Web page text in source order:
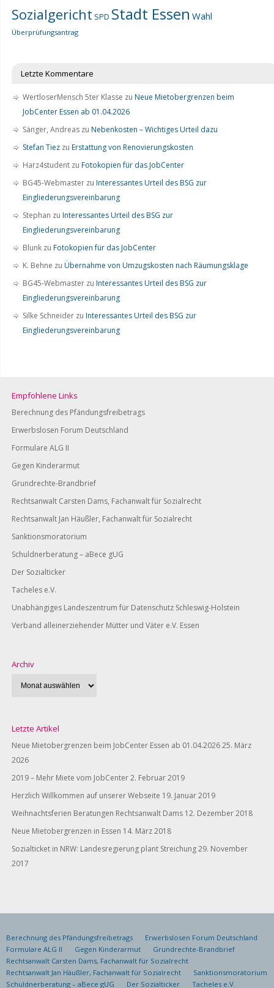
Sozialgericht SPD Stadt Essen Wahl
Überprüfungsantrag
Letzte Kommentare
WertloserMensch 5ter Klasse zu Neue Mietobergrenzen beim
JobCenter Essen ab 01.04.2026
Sänger, Andreas zu Nebenkosten – Wichtiges Urteil dazu
Stefan Tiez zu Erstattung von Renovierungskosten
Harz4student zu Fotokopien für das JobCenter
BG45-Webmaster zu Interessantes Urteil des BSG zur
Eingliederungsvereinbarung
Stephan zu Interessantes Urteil des BSG zur
Eingliederungsvereinbarung
Blunk zu Fotokopien für das JobCenter
K. Behne zu Übernahme von Umzugskosten nach Räumungsklage
BG45-Webmaster zu Interessantes Urteil des BSG zur
Eingliederungsvereinbarung
Silke Schneider zu Interessantes Urteil des BSG zur
Eingliederungsvereinbarung
Empfohlene Links
Berechnung des Pfändungsfreibetrags
Erwerbslosen Forum Deutschland
Formulare ALG II
Gegen Kinderarmut
Grundrechte-Brandbrief
Rechtsanwalt Carsten Dams, Fachanwalt für Sozialrecht
Rechtsanwalt Jan Häußler, Fachanwalt für Sozialrecht
Sanktionsmoratorium
Schuldnerberatung – aBece gUG
Der Sozialticker
Tacheles e.V.
Unabhängiges Landeszentrum für Datenschutz Schleswig-Holstein
Verband alleinerziehender Mütter und Väter e.V. Essen
Archiv
Letzte Artikel
Neue Mietobergrenzen beim JobCenter Essen ab 01.04.202625. März
2026
2019 – Mehr Miete vom JobCenter2. Februar 2019
Herzlich Willkommen auf unserer Webseite 19. Januar 2019
Weihnachtsferien Beratungen Rechtsanwalt Dams 12. Dezember 2018
Neue Mietobergrenzen in Essen 14. März 2018
Sozialticket in NRW: Landesregierung plant Streichung29. November
2017
Berechnung des Pfändungsfreibetrags
Erwerbslosen Forum Deutschland
Formulare ALG II
Gegen Kinderarmut
Grundrechte-Brandbrief
Rechtsanwalt Carsten Dams, Fachanwalt für Sozialrecht
Rechtsanwalt Jan Häußler, Fachanwalt für Sozialrecht
Sanktionsmoratorium
Schuldnerberatung – aBece gUG
Der Sozialticker Tacheles e.V.